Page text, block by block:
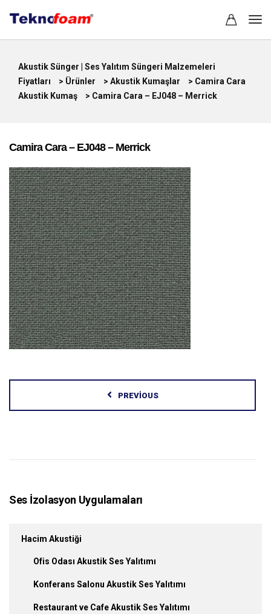
Akustik Sünger | Ses Yalıtım Süngeri Malzemeleri
Fiyatları
> Ürünler > Akustik Kumaşlar > Camira Cara
Akustik Kumaş
> Camira Cara – EJ048 – Merrick
Camira Cara – EJ048 – Merrick
PREVIOUS
Ses İzolasyon Uygulamaları
Hacim Akustiği
Ofis Odası Akustik Ses Yalıtımı
Konferans Salonu Akustik Ses Yalıtımı
Restaurant ve Cafe Akustik Ses Yalıtımı